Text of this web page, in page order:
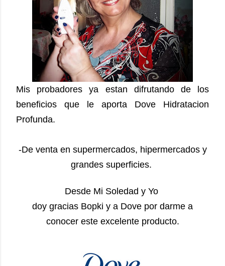
Mis probadores ya estan difrutando de los
beneficios que le aporta Dove Hidratacion
Profunda.
-De venta en supermercados, hipermercados y
grandes superficies.
Desde Mi Soledad y Yo
doy gracias Bopki y a Dove por darme a
conocer este excelente producto.